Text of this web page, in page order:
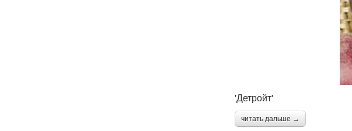
'Детройт'
читать дальше →